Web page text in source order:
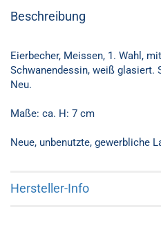
Beschreibung
Eierbecher, Meissen, 1. Wahl,
Schwanendessin, weiß glasiert.
Neu.
Maße: ca. H: 7 cm
Neue, unbenutzte, gewerbliche
Hersteller-Info